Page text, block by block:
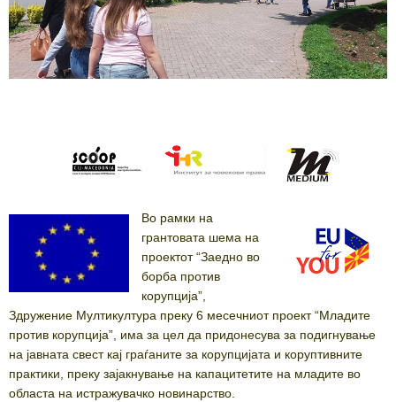
Во рамки на
грантовата шема на
проектот “Заедно во
борба против
корупција”,
Здружение Мултикултура преку 6 месечниот проект “Младите
против корупција”, има за цел да придонесува за подигнување
на јавната свест кај граѓаните за корупцијата и коруптивните
практики, преку зајакнување на капацитетите на младите во
областа на истражувачко новинарство.